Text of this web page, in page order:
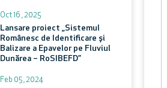
Oct 16 , 2025
Lansare proiect „Sistemul
Românesc de Identificare și
Balizare a Epavelor pe Fluviul
Dunărea – RoSIBEFD”
Feb 05 , 2024